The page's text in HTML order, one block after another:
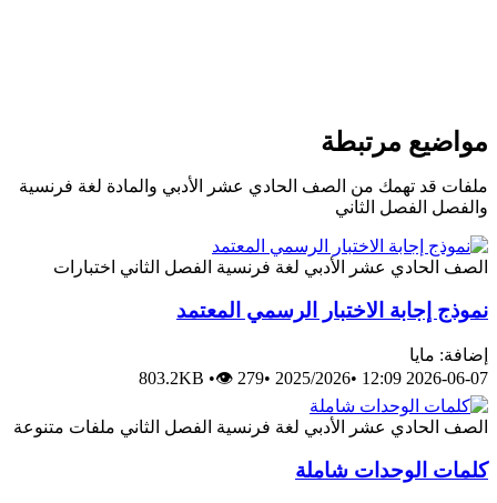
مواضيع مرتبطة
ملفات قد تهمك من الصف الحادي عشر الأدبي والمادة لغة فرنسية
والفصل الفصل الثاني
الصف الحادي عشر الأدبي لغة فرنسية الفصل الثاني اختبارات
نموذج إجابة الاختبار الرسمي المعتمد
إضافة: مايا
2026-06-07 12:09
•
2025/2026
•
803.2KB •👁 279
الصف الحادي عشر الأدبي لغة فرنسية الفصل الثاني ملفات متنوعة
كلمات الوحدات شاملة